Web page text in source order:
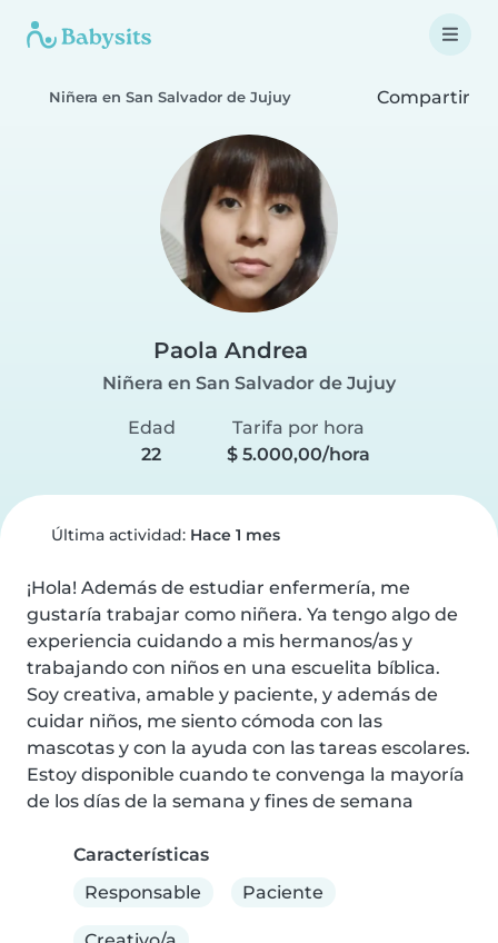
Niñera en San Salvador de Jujuy Compartir
Paola Andrea
Niñera en San Salvador de Jujuy
Edad
22
Tarifa por hora
$ 5.000,00/hora
Última actividad: Hace 1 mes
¡Hola! Además de estudiar enfermería, me
gustaría trabajar como niñera. Ya tengo algo de
experiencia cuidando a mis hermanos/as y
trabajando con niños en una escuelita bíblica.
Soy creativa, amable y paciente, y además de
cuidar niños, me siento cómoda con las
mascotas y con la ayuda con las tareas escolares.
Estoy disponible cuando te convenga la mayoría
de los días de la semana y fines de semana
Características
Responsable
Paciente